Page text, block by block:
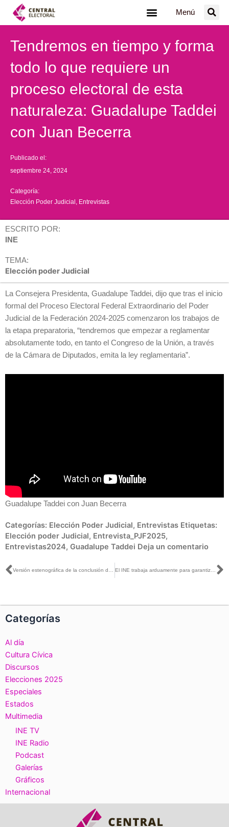
Menú
Tendremos en tiempo y forma
todo lo que requiere un
proceso electoral de esta
naturaleza: Guadalupe Taddei
con Juan Becerra
Publicado el:
septiembre 24, 2024
Categoría:
Elección Poder Judicial Entrevistas
ESCRITO POR:
INE
TEMA:
Elección poder Judicial
La Consejera Presidenta, Guadalupe Taddei, dijo que tras el inicio
formal del Proceso Electoral Federal Extraordinario del Poder
Judicial de la Federación 2024-2025 comenzaron los trabajos de
la etapa preparatoria, “tendremos que empezar a reglamentar
absolutamente todo, en tanto el Congreso de la Unión, a través
de la Cámara de Diputados, emita la ley reglamentaria”.
Guadalupe Taddei con Juan Becerra
Categorías: Elección Poder Judicial, Entrevistas Etiquetas:
Elección poder Judicial, Entrevista_PJF2025,
Entrevistas2024, Guadalupe Taddei Deja un comentario
Ant El INE trabaja arduamente para garantizar que el proceso electoral sea transparente y eficiente: Guadalupe Taddei con José Cárdenas
Categorías
Al día
Cultura Cívica
Discursos
Elecciones 2025
Especiales
Estados
Multimedia
INE TV
INE Radio
Podcast
Galerías
Gráficos
Internacional